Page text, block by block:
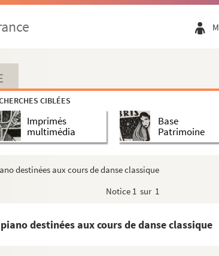
CIBLÉES
Imprimés
multimédia
Base
Patrimoine
destinées aux cours de danse classique
Notice 1 sur 1
destinées aux cours de danse classique
– orgue
jeu et jeu de l'amour » – piano
poèmes de Lucien Billy
et piano
– Orgue
piano et orchestre – Piano et orchestre
pianos
einem sel 'gein End' » – Orgue